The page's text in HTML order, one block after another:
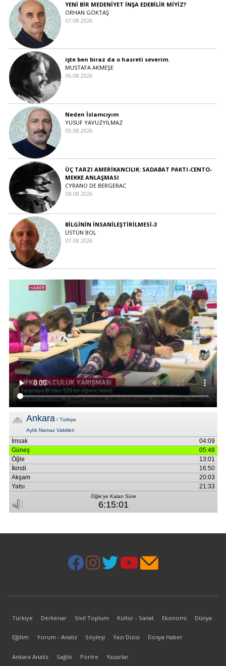
YENİ BİR MEDENİYET İNŞA EDEBİLİR MİYİZ?
ORHAN GÖKTAŞ
07.08.2026
işte ben biraz da o hasreti severim.
MUSTAFA AKMEŞE
06.08.2026
Neden İslamcıyım
YUSUF YAVUZYILMAZ
05.08.2026
ÜÇ TARZI AMERİKANCILIK: SADABAT PAKTI-CENTO-
MEKKE ANLAŞMASI
CYRANO DE BERGERAC
08.08.2026
BİLGİNİN İNSANİLEŞTİRİLMESİ-3
ÜSTÜN BOL
07.08.2026
Türkiye Derkenar Sivil Toplum Kültür - Sanat Ekonomi Dünya
Eğitim Yorum - Analiz Söyleşi Yazı Dizisi Dosya Haber
Ankara Analiz Sağlık Portre Yazarlar